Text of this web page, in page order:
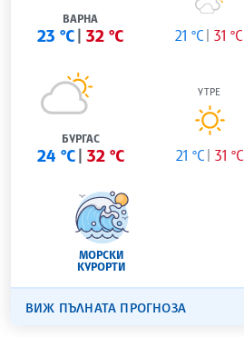
ВАРНА
23 °C 32 °C 21 °C 31 °C
БУРГАС
24 °C 32 °C
УТРЕ
21 °C 31 °C
МОРСКИ
КУРОРТИ
ВИЖ ПЪЛНАТА ПРОГНОЗА